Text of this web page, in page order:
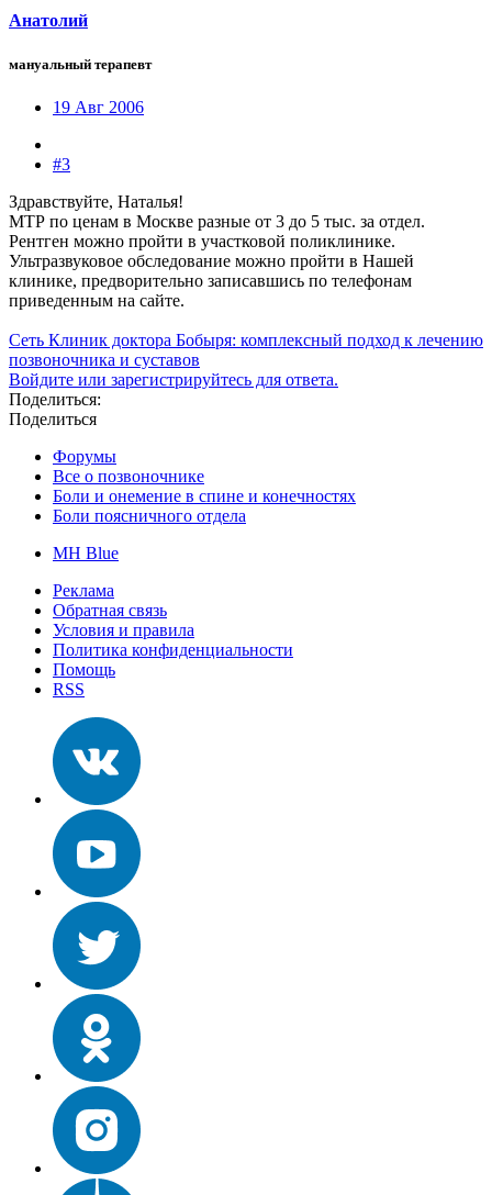
Анатолий
мануальный терапевт
19 Авг 2006
#3
Здравствуйте, Наталья!
МТР по ценам в Москве разные от 3 до 5 тыс. за отдел.
Рентген можно пройти в участковой поликлинике.
Ультразвуковое обследование можно пройти в Нашей
клинике, предворительно записавшись по телефонам
приведенным на сайте.
Сеть Клиник доктора Бобыря: комплексный подход к лечению
позвоночника и суставов
Войдите или зарегистрируйтесь для ответа.
Поделиться:
Поделиться
Форумы
Все о позвоночнике
Боли и онемение в спине и конечностях
Боли поясничного отдела
MH Blue
Реклама
Обратная связь
Условия и правила
Политика конфиденциальности
Помощь
RSS